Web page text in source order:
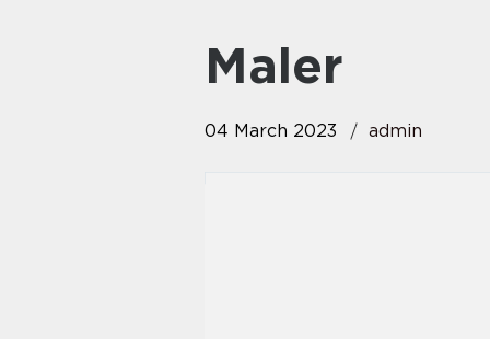
maler
04 March 2023 admin